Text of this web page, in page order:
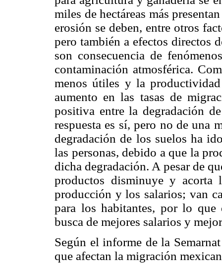
miles de hectáreas más
erosión se deben, entre otros
pero también a efectos directos
son consecuencia de
contaminación atmosférica.
menos útiles y la
aumento en las tasas de
positiva entre la degradación
respuesta es sí, pero no de una
degradación de los suelos ha
las personas, debido a que la
dicha degradación. A pesar de
productos disminuye y acorta
producción y los salarios; van
para los habitantes, por lo que
busca de mejores salarios y
Según el informe de la
que afectan la migración